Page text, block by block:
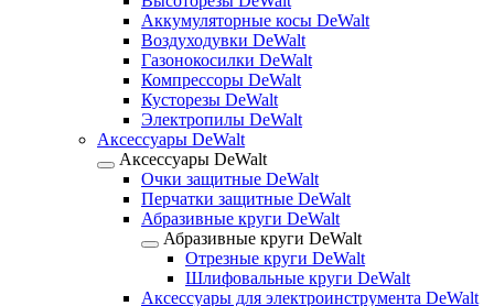
Аккумуляторные косы DeWalt
Воздуходувки DeWalt
Газонокосилки DeWalt
Компрессоры DeWalt
Кусторезы DeWalt
Электропилы DeWalt
Аксессуары DeWalt
Аксессуары DeWalt
Очки защитные DeWalt
Перчатки защитные DeWalt
Абразивные круги DeWalt
Абразивные круги DeWalt
Отрезные круги DeWalt
Шлифовальные круги DeWalt
Аксессуары для электроинструмента DeWalt